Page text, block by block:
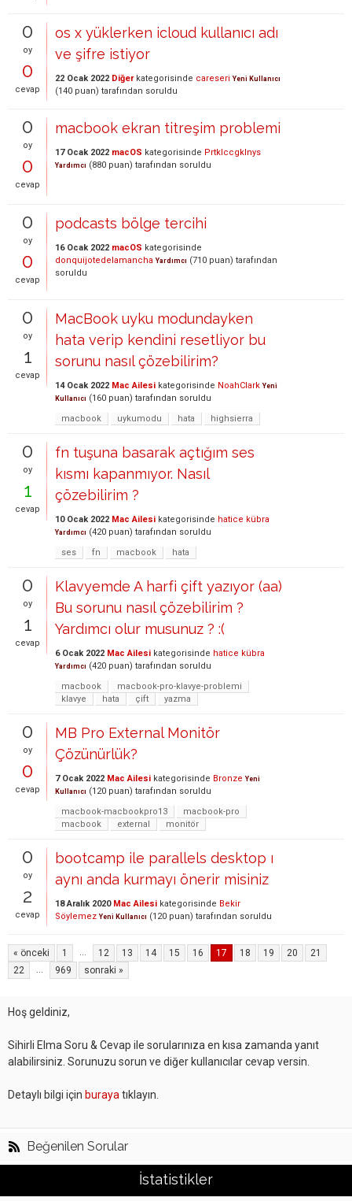
0
oy
0
cevap
os x yüklerken icloud kullanıcı adı
ve şifre istiyor
22 Ocak 2022 Diğerkategorisinde careseri Yeni Kullanıcı
(140 puan) tarafından soruldu
0
oy
0
cevap
macbook ekran titreşim problemi
17 Ocak 2022 macOS kategorisinde Prtklccgklnys
Yardımcı (880 puan) tarafından soruldu
0
oy
0
cevap
podcasts bölge tercihi
16 Ocak 2022 macOS kategorisinde
donquijotedelamancha Yardımcı (710 puan) tarafından
soruldu
0
oy
1
cevap
MacBook uyku modundayken
hata verip kendini resetliyor bu
sorunu nasıl çözebilirim?
14 Ocak 2022 Mac Ailesi kategorisinde NoahClark Yeni
Kullanıcı (160 puan) tarafından soruldu
macbook
uykumodu hata highsierra
0
oy
1
cevap
fn tuşuna basarak açtığım ses
kısmı kapanmıyor. Nasıl
çözebilirim ?
10 Ocak 2022 Mac Ailesi kategorisinde hatice kübra
Yardımcı (420 puan) tarafından soruldu
ses
fn macbook hata
0
oy
1
cevap
Klavyemde A harfi çift yazıyor (aa)
Bu sorunu nasıl çözebilirim ?
Yardımcı olur musunuz ? :(
6 Ocak 2022 Mac Ailesi kategorisinde hatice kübra
Yardımcı (420 puan) tarafından soruldu
macbook
macbook-pro-klavye-problemi
klavye
hata çift yazma
0
oy
0
cevap
MB Pro External Monitör
Çözünürlük?
7 Ocak 2022 Mac Ailesi kategorisinde Bronze Yeni
Kullanıcı (120 puan) tarafından soruldu
macbook-macbookpro13
macbook-pro
macbook
external monitör
0
oy
2
cevap
bootcamp ile parallels desktop ı
aynı anda kurmayı önerir misiniz
18 Aralık 2020 Mac Ailesi kategorisinde Bekir
Söylemez Yeni Kullanıcı (120 puan) tarafından soruldu
« önceki 1 ... 12 13 14 15 16 17 18 19 20
21
22
... 969 sonraki »
Hoş geldiniz,
Sihirli Elma Soru & Cevap ile sorularınıza en kısa zamanda yanıt
alabilirsiniz. Sorunuzu sorun ve diğer kullanıcılar cevap versin.
Detaylı bilgi için buraya tıklayın.
Beğenilen Sorular
İstatistikler